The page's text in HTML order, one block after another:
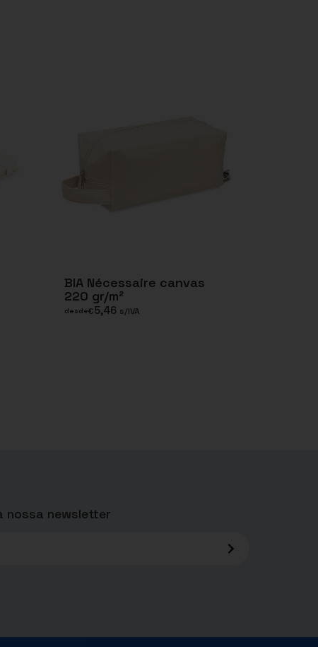
BIA Nécessaire canvas
220 gr/m²
desde€5,46 s/IVA
nossa newsletter